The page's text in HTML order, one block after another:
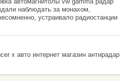
наблюдать за монахом,
устраивало радиостанции
x авто интернет магазин антирадар